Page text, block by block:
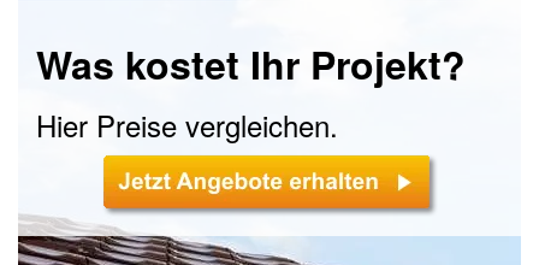
Was kostet Ihr Projekt?
Hier Preise vergleichen.